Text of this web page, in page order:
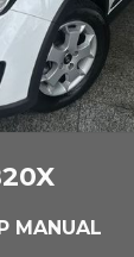
MANUAL